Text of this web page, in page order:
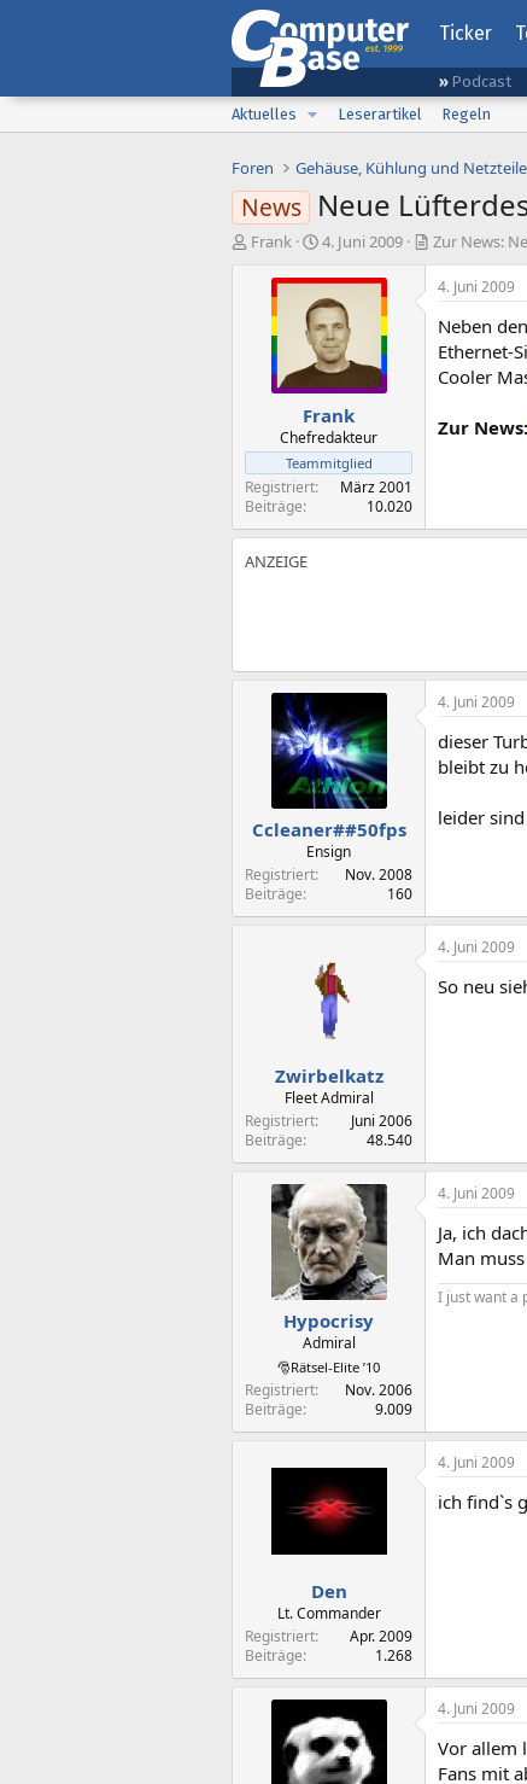
Ticker
Podcast
Aktuelles
Leserartikel Regeln
Foren Gehäuse, Kühlung und Netzteile
News Neue
E
Frank
E
s
t
e
l
l
t
a
m
4. Juni 2009 Zur News:
Frank
Chefredakteur
Teammitglied
Registriert
März 2001
Beiträge
10.020
4. Juni 2009
Neben
Ethernet-
Cooler
Zur News:
Ccleaner##50fps
Ensign
Registriert
Nov. 2008
Beiträge
160
4. Juni 2009
dieser
bleibt zu
leider
Zwirbelkatz
Fleet Admiral
Registriert
Juni 2006
Beiträge
48.540
4. Juni 2009
So neu
Hypocrisy
Admiral
🎅Rätsel-Elite ’10
Registriert
Nov. 2006
Beiträge
9.009
4. Juni 2009
Ja, ich
Man
I just want a
Den
Lt. Commander
Registriert
Apr. 2009
Beiträge
1.268
4. Juni 2009
ich find`s
4. Juni 2009
Vor allem
Fans mit